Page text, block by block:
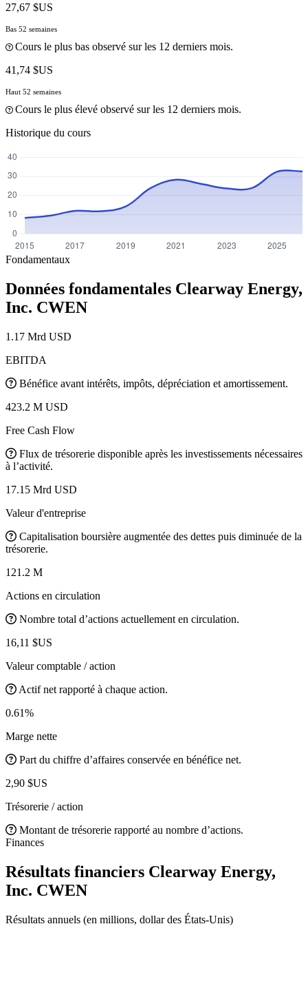
27,67 $US
Bas 52 semaines
Cours le plus bas observé sur les 12 derniers mois.
41,74 $US
Haut 52 semaines
Cours le plus élevé observé sur les 12 derniers mois.
Historique du cours
Fondamentaux
Données fondamentales Clearway Energy,
Inc. CWEN
1.17 Mrd USD
EBITDA
Bénéfice avant intérêts, impôts, dépréciation et amortissement.
423.2 M USD
Free Cash Flow
Flux de trésorerie disponible après les investissements nécessaires
à l’activité.
17.15 Mrd USD
Valeur d'entreprise
Capitalisation boursière augmentée des dettes puis diminuée de la
trésorerie.
121.2 M
Actions en circulation
Nombre total d’actions actuellement en circulation.
16,11 $US
Valeur comptable / action
Actif net rapporté à chaque action.
0.61%
Marge nette
Part du chiffre d’affaires conservée en bénéfice net.
2,90 $US
Trésorerie / action
Montant de trésorerie rapporté au nombre d’actions.
Finances
Résultats financiers Clearway Energy,
Inc. CWEN
Résultats annuels (en millions, dollar des États-Unis)